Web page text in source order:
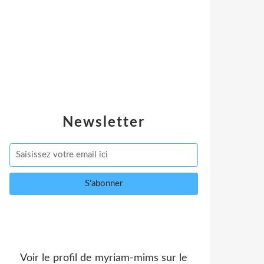
Newsletter
Voir le profil de myriam-mims sur le